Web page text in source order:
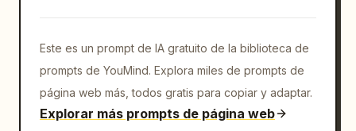
Este es un prompt de IA gratuito de la biblioteca de
prompts de YouMind. Explora miles de prompts de
página web más, todos gratis para copiar y adaptar.
Explorar más prompts de página web